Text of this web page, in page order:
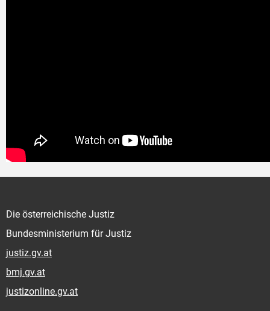
Die österreichische Justiz
Bundesministerium für Justiz
justiz.gv.at
bmj.gv.at
justizonline.gv.at